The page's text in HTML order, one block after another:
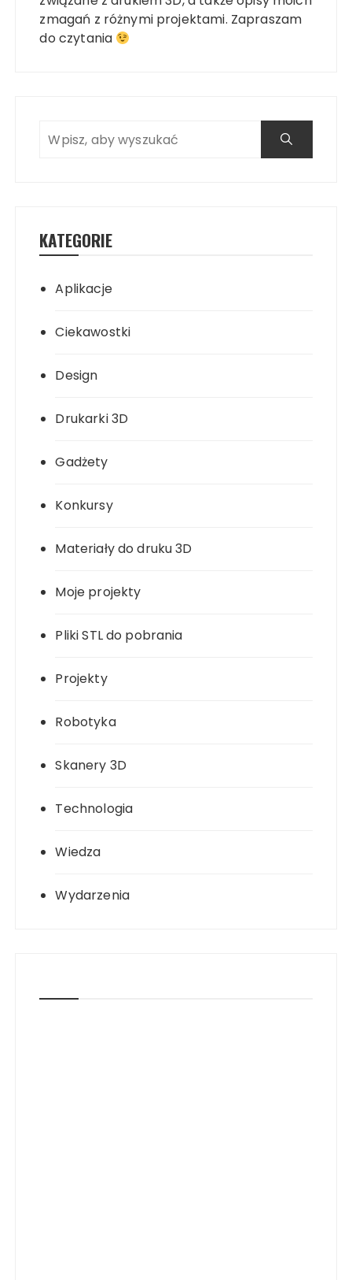
zmagań z różnymi projektami. Zapraszam
do czytania
KATEGORIE
Aplikacje
Ciekawostki
Design
Drukarki 3D
Gadżety
Konkursy
Materiały do druku 3D
Moje projekty
Pliki STL do pobrania
Projekty
Robotyka
Skanery 3D
Technologia
Wiedza
Wydarzenia